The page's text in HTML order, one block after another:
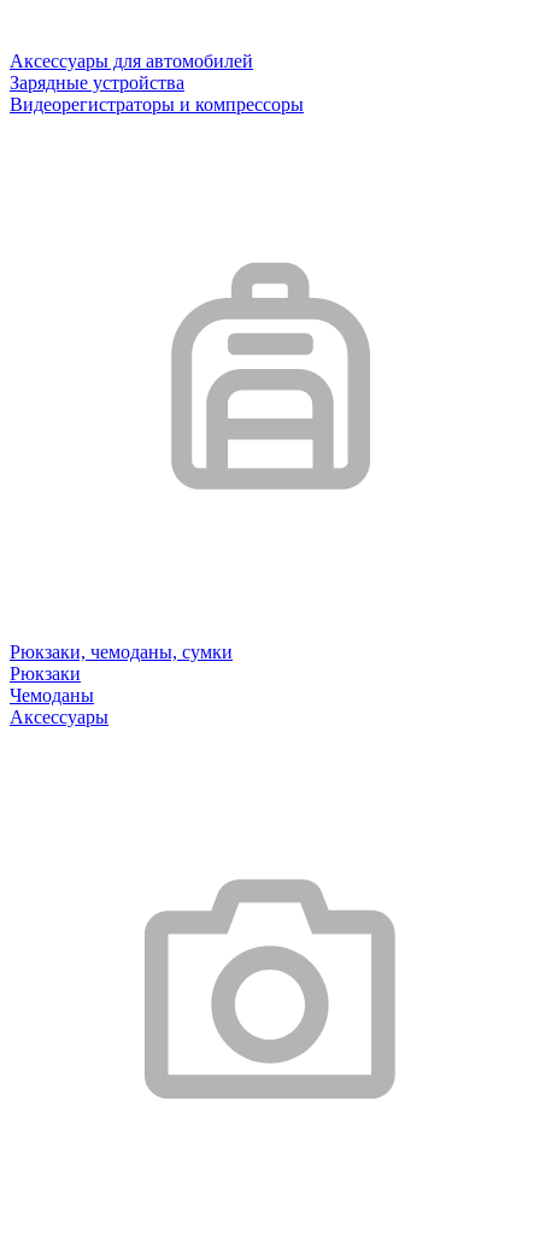
Аксессуары для автомобилей
Зарядные устройства
Видеорегистраторы и компрессоры
Рюкзаки, чемоданы, сумки
Рюкзаки
Чемоданы
Аксессуары